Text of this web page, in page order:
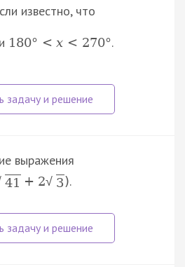
известно, что
и 180° < x < 270°.
выражения
41 + 2√ 3).